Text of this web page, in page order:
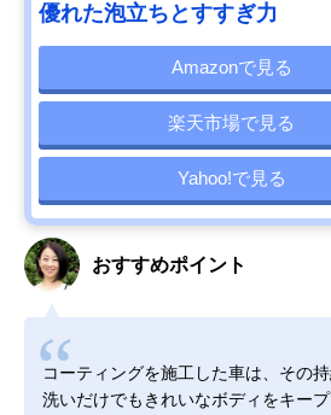
優れた泡立ちとすすぎ力
Amazonで見る
楽天市場で見る
Yahoo!で見る
おすすめポイント
コーティングを施工した車は、その
洗いだけでもきれいなボディをキー